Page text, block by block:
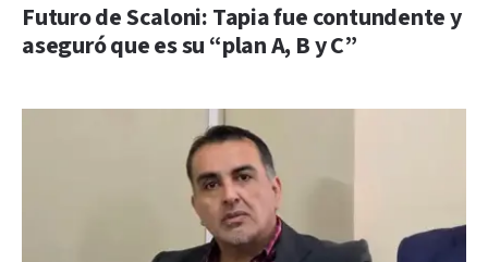
Futuro de Scaloni: Tapia fue contundente y
aseguró que es su “plan A, B y C”